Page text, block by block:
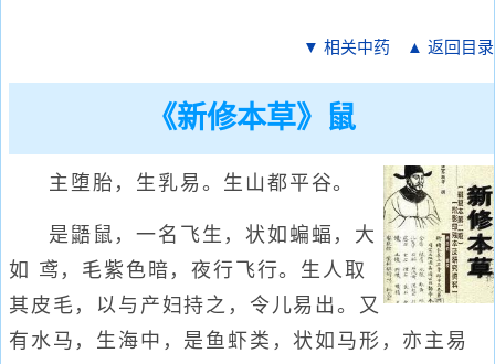
▼ 相关中药 ▲ 返回目录
《新修本草》鼠
主堕胎，生乳易。生山都平谷。
是鼯鼠，一名飞生，状如蝙蝠，大
如 鸢，毛紫色暗，夜行飞行。生人取
其皮毛，以与产妇持之，令儿易出。又
有水马，生海中，是鱼虾类，状如马形，亦主易